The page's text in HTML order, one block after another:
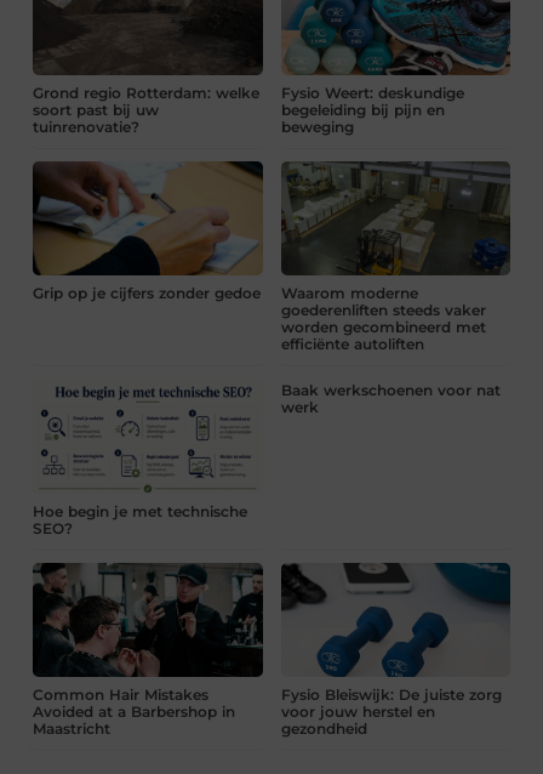
Grond regio Rotterdam: welke
soort past bij uw
tuinrenovatie?
Fysio Weert: deskundige
begeleiding bij pijn en
beweging
Grip op je cijfers zonder gedoe
Waarom moderne
goederenliften steeds vaker
worden gecombineerd met
efficiënte autoliften
Hoe begin je met technische
SEO?
Baak werkschoenen voor nat
werk
Common Hair Mistakes
Avoided at a Barbershop in
Maastricht
Fysio Bleiswijk: De juiste zorg
voor jouw herstel en
gezondheid